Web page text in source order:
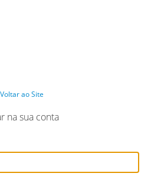
ao Site
na sua conta